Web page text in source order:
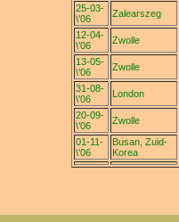
25-03-
\'06
Zalearszeg
12-04-
\'06
Zwolle
13-05-
\'06
Zwolle
31-08-
\'06
London
20-09-
\'06
Zwolle
01-11-
\'06
Busan, Zuid-
Korea